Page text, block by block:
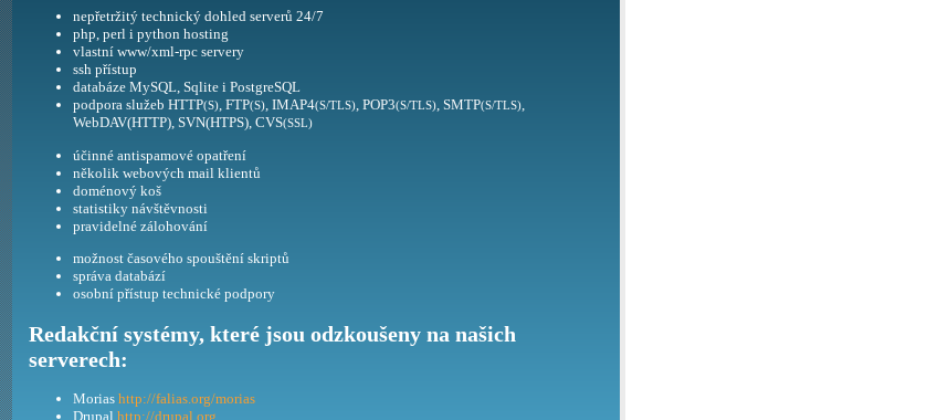
nepřetržitý technický dohled serverů 24/7
php, perl i python hosting
vlastní www/xml-rpc servery
ssh přístup
databáze MySQL, Sqlite i PostgreSQL
podpora služeb HTTP(S), FTP(S), IMAP4(S/TLS), POP3(S/TLS), SMTP(S/TLS),
WebDAV(HTTP), SVN(HTPS), CVS(SSL)
účinné antispamové opatření
několik webových mail klientů
doménový koš
statistiky návštěvnosti
pravidelné zálohování
možnost časového spouštění skriptů
správa databází
osobní přístup technické podpory
Redakční systémy, které jsou odzkoušeny na našich
serverech:
Morias http://falias.org/morias
Drupal http://drupal.org